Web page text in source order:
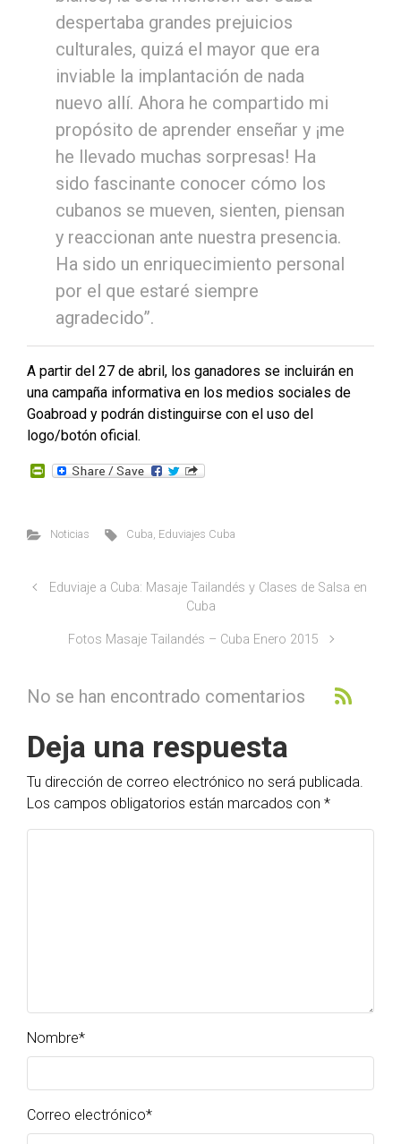
despertaba grandes prejuicios
culturales, quizá el mayor que era
inviable la implantación de nada
nuevo allí. Ahora he compartido mi
propósito de aprender enseñar y ¡me
he llevado muchas sorpresas! Ha
sido fascinante conocer cómo los
cubanos se mueven, sienten, piensan
y reaccionan ante nuestra presencia.
Ha sido un enriquecimiento personal
por el que estaré siempre
agradecido”.
A partir del 27 de abril, los ganadores se incluirán en
una campaña informativa en los medios sociales de
Goabroad y podrán distinguirse con el uso del
logo/botón oficial.
P
F
e
Noticias Cuba Eduviajes Cuba
Eduviaje a Cuba: Masaje Tailandés y Clases de Salsa en
Cuba
Fotos Masaje Tailandés – Cuba Enero 2015
No se han encontrado comentarios
Deja una respuesta
Tu dirección de correo electrónico no será publicada.
Los campos obligatorios están marcados con *
Nombre*
Correo electrónico*